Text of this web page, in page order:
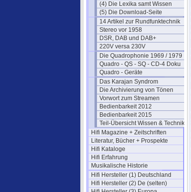
(4) Die Lexika samt Wissen
(5) Die Download-Seite
14 Artikel zur Rundfunktechnik
Stereo vor 1958
DSR, DAB und DAB+
220V versa 230V
Die Quadrophonie 1969 / 1979
Quadro - QS - SQ - CD-4 Doku
Quadro - Geräte
Das Karajan Syndrom
Die Archivierung von Tönen
Vorwort zum Streamen
Bedienbarkeit 2012
Bedienbarkeit 2015
Teil-Übersicht Wissen & Technik
Hifi Magazine + Zeitschriften
Literatur, Bücher + Prospekte
Hifi Kataloge
Hifi Erfahrung
Musikalische Historie
Hifi Hersteller (1) Deutschland
Hifi Hersteller (2) De (selten)